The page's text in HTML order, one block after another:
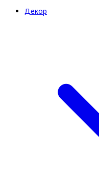
Декор